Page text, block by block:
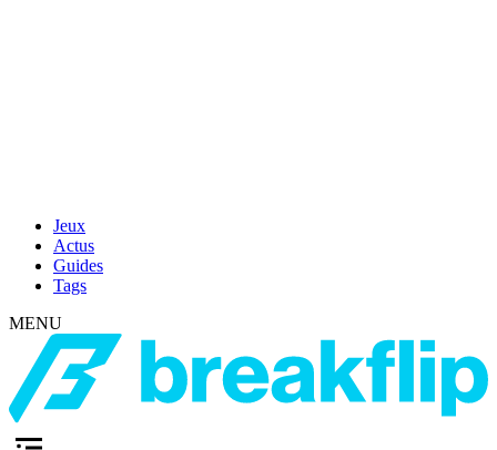
Jeux
Actus
Guides
Tags
MENU